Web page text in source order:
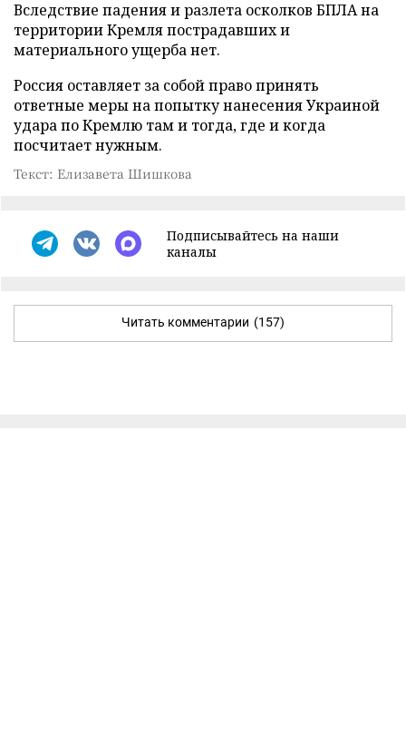
Вследствие падения и разлета осколков БПЛА на
территории Кремля пострадавших и
материального ущерба нет.
Россия оставляет за собой право принять
ответные меры на попытку нанесения Украиной
удара по Кремлю там и тогда, где и когда
посчитает нужным.
Текст: Елизавета Шишкова
Подписывайтесь на наши
каналы
Читать комментарии (157)